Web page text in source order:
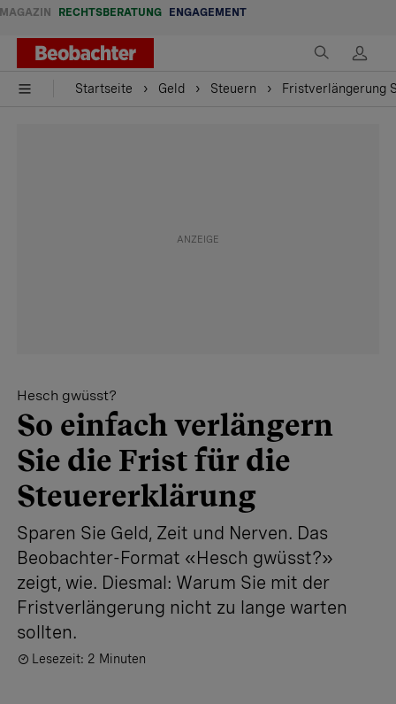
MAGAZIN RECHTSBERATUNG ENGAGEMENT
Startseite Geld Steuern Fristverlängerung
Hesch gwüsst?
So einfach verlängern
Sie die Frist für die
Steuererklärung
Sparen Sie Geld, Zeit und Nerven. Das
Beobachter-Format «Hesch gwüsst?»
zeigt, wie. Diesmal: Warum Sie mit der
Fristverlängerung nicht zu lange warten
sollten.
Lesezeit: 2 Minuten